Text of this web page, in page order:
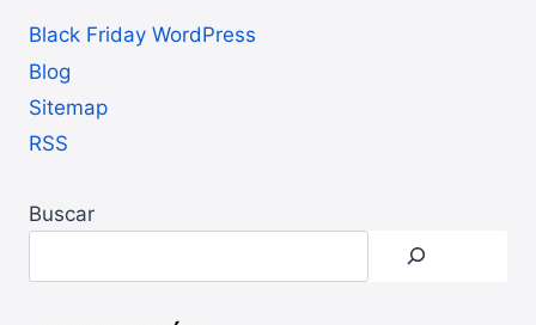
Black Friday WordPress
Blog
Sitemap
RSS
Buscar